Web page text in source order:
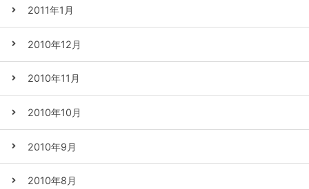
2011年1月
2010年12月
2010年11月
2010年10月
2010年9月
2010年8月